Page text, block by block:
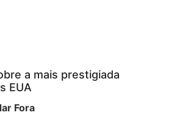
a mais prestigiada
EUA
Fora